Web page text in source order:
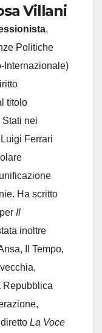
Villani
,
Politiche
Internazionale)
titolo
nei
Ferrari
Ha scritto
Il
inoltre
Il Tempo,
Repubblica
La Voce